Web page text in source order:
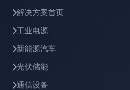
解决方案首页
工业电源
新能源汽车
光伏储能
通信设备